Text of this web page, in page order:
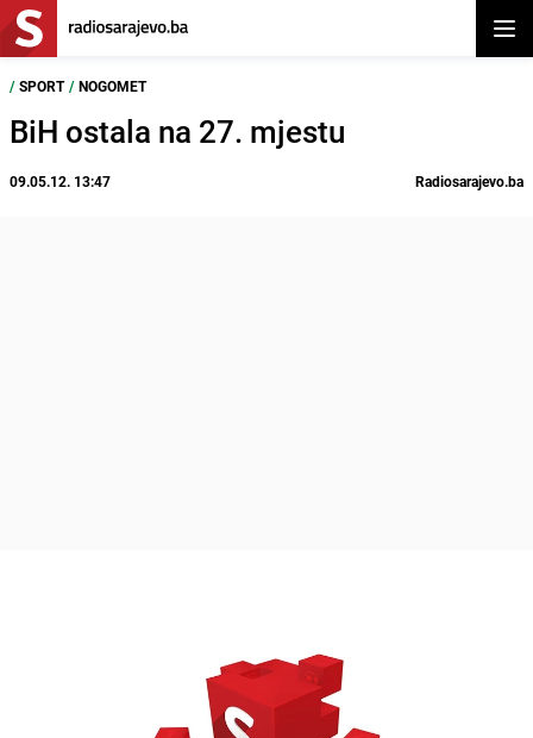
/ SPORT / NOGOMET
BiH ostala na 27. mjestu
09.05.12. 13:47 Radiosarajevo.ba